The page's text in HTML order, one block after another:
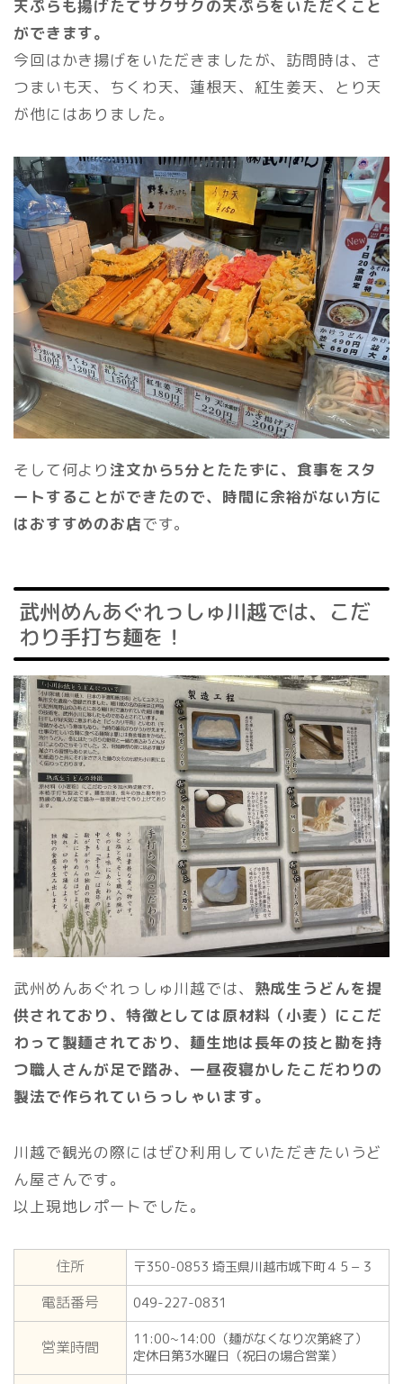
天ぷらも揚げたてサクサクの天ぷらをいただくこと
ができます。
今回はかき揚げをいただきましたが、訪問時は、さ
つまいも天、ちくわ天、蓮根天、紅生姜天、とり天
が他にはありました。
そして何より 注文から5分とたたずに、食事をスタ
ートすることができたので、時間に余裕がない方に
はおすすめのお店です。
武州めんあぐれっしゅ川越では、こだ
わり手打ち麺を！
武州めんあぐれっしゅ川越では、 熟成生うどんを提
供されており、特徴としては原材料（小麦）にこだ
わって製麺されており、麺生地は長年の技と勘を持
つ職人さんが足で踏み、一昼夜寝かしたこだわりの
製法で作られていらっしゃいます。
川越で観光の際にはぜひ利用していただきたいうど
ん屋さんです。
以上現地レポートでした。
住所 〒350-0853 埼玉県川越市城下町４５−３
電話番号 049-227-0831
営業時間
11:00~14:00（麺がなくなり次第終了）
定休日第3水曜日（祝日の場合営業）